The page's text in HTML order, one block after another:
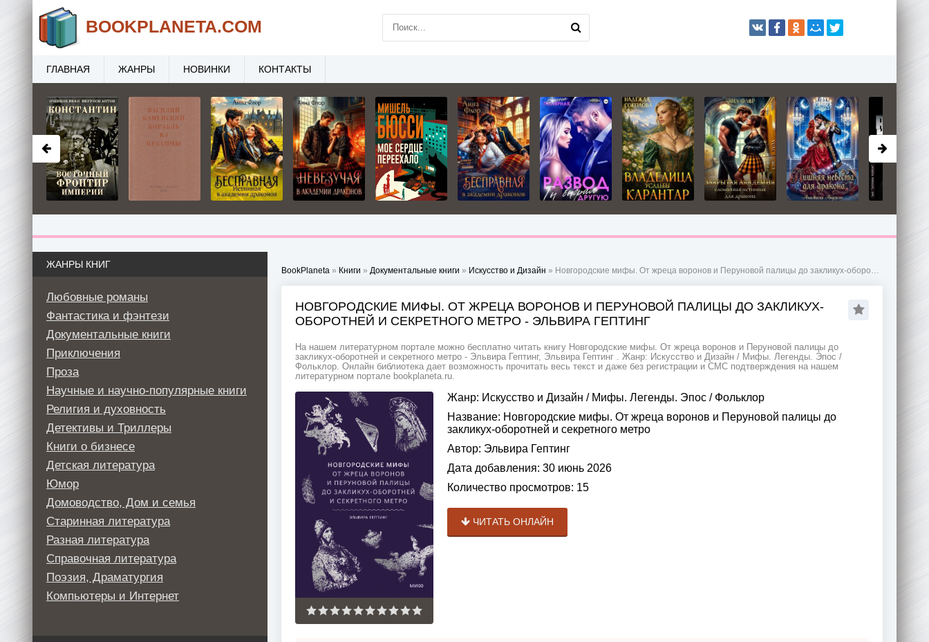
BookPlaneta » Книги » Документальные книги » Искусство и Дизайн » Новгородские мифы. От жреца воронов и Перуновой палицы до закликух-оборотней и секретного метро - Эльвира Гептинг
НОВГОРОДСКИЕ МИФЫ. ОТ ЖРЕЦА ВОРОНОВ И ПЕРУНОВОЙ ПАЛИЦЫ ДО ЗАКЛИКУХ-
ОБОРОТНЕЙ И СЕКРЕТНОГО МЕТРО - ЭЛЬВИРА ГЕПТИНГ
На нашем литературном портале можно бесплатно читать книгу Новгородские мифы. От жреца воронов и Перуновой палицы до
закликух-оборотней и секретного метро - Эльвира Гептинг, Эльвира Гептинг . Жанр: Искусство и Дизайн / Мифы. Легенды. Эпос /
Фольклор. Онлайн библиотека дает возможность прочитать весь текст и даже без регистрации и СМС подтверждения на нашем
литературном портале bookplaneta.ru.
Жанр: Искусство и Дизайн / Мифы. Легенды. Эпос / Фольклор
Название: Новгородские мифы. От жреца воронов и Перуновой палицы до
закликух-оборотней и секретного метро
Автор: Эльвира Гептинг
Дата добавления: 30 июнь 2026
Количество просмотров: 15
ЧИТАТЬ ОНЛАЙН
ЖАНРЫ КНИГ
Любовные романы
Фантастика и фэнтези
Документальные книги
Приключения
Проза
Научные и научно-популярные книги
Религия и духовность
Детективы и Триллеры
Книги о бизнесе
Детская литература
Юмор
Домоводство, Дом и семья
Старинная литература
Разная литература
Справочная литература
Поэзия, Драматургия
Компьютеры и Интернет
BOOKPLANETA.COM
ГЛАВНАЯ ЖАНРЫ НОВИНКИ КОНТАКТЫ